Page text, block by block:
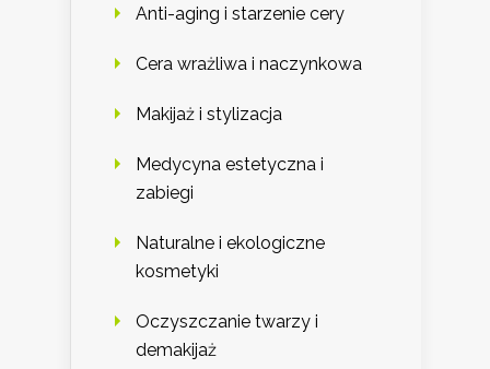
Anti-aging i starzenie cery
Cera wrażliwa i naczynkowa
Makijaż i stylizacja
Medycyna estetyczna i
zabiegi
Naturalne i ekologiczne
kosmetyki
Oczyszczanie twarzy i
demakijaż